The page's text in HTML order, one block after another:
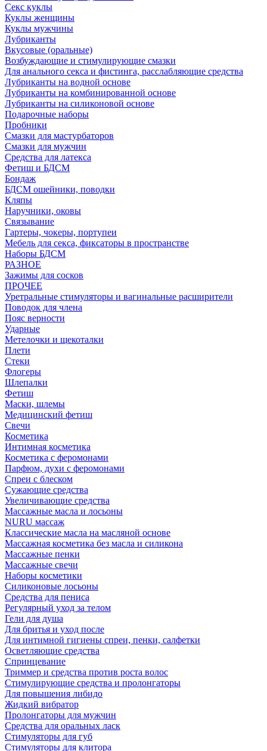
Секс куклы
Куклы женщины
Куклы мужчины
Лубриканты
Вкусовые (оральные)
Возбуждающие и стимулирующие смазки
Для анального секса и фистинга, расслабляющие средства
Лубриканты на водной основе
Лубриканты на комбинированной основе
Лубриканты на силиконовой основе
Подарочные наборы
Пробники
Смазки для мастурбаторов
Смазки для мужчин
Средства для латекса
Фетиш и БДСМ
Бондаж
БДСМ ошейники, поводки
Кляпы
Наручники, оковы
Связывание
Гартеры, чокеры, портупеи
Мебель для секса, фиксаторы в пространстве
Наборы БДСМ
РАЗНОЕ
Зажимы для сосков
ПРОЧЕЕ
Уретральные стимуляторы и вагинальные расширители
Поводок для члена
Пояс верности
Ударные
Метелочки и щекоталки
Плети
Стеки
Флогеры
Шлепалки
Фетиш
Маски, шлемы
Медицинский фетиш
Свечи
Косметика
Интимная косметика
Косметика с феромонами
Парфюм, духи с феромонами
Спреи с блеском
Сужающие средства
Увеличивающие средства
Массажные масла и лосьоны
NURU массаж
Классические масла на масляной основе
Массажная косметика без масла и силикона
Массажные пенки
Массажные свечи
Наборы косметики
Силиконовые лосьоны
Средства для пениса
Регулярный уход за телом
Гели для душа
Для бритья и уход после
Для интимной гигиены спреи, пенки, салфетки
Осветляющие средства
Спринцевание
Триммер и средства против роста волос
Стимулирующие средства и пролонгаторы
Для повышения либидо
Жидкий вибратор
Пролонгаторы для мужчин
Средства для оральных ласк
Стимуляторы для губ
Стимуляторы для клитора